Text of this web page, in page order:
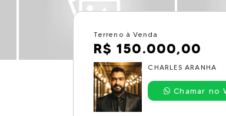
Terreno à Venda
R$ 150.000,00
CHARLES ARANHA
Chamar no